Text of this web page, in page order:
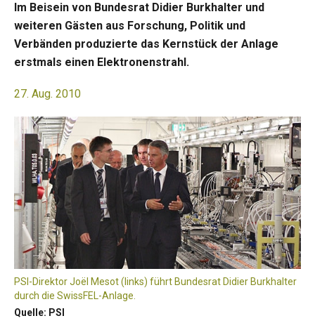
Im Beisein von Bundesrat Didier Burkhalter und
weiteren Gästen aus Forschung, Politik und
Verbänden produzierte das Kernstück der Anlage
erstmals einen Elektronenstrahl.
27. Aug. 2010
PSI-Direktor Joël Mesot (links) führt Bundesrat Didier Burkhalter
durch die SwissFEL-Anlage.
Quelle: PSI